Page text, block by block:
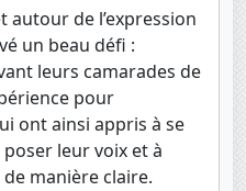
autour de l’expression
un beau défi :
leurs camarades de
pour
ont ainsi appris à se
leur voix et à
manière claire.